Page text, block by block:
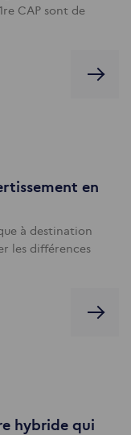
CAP sont de
en
à destination
les différences
hybride qui